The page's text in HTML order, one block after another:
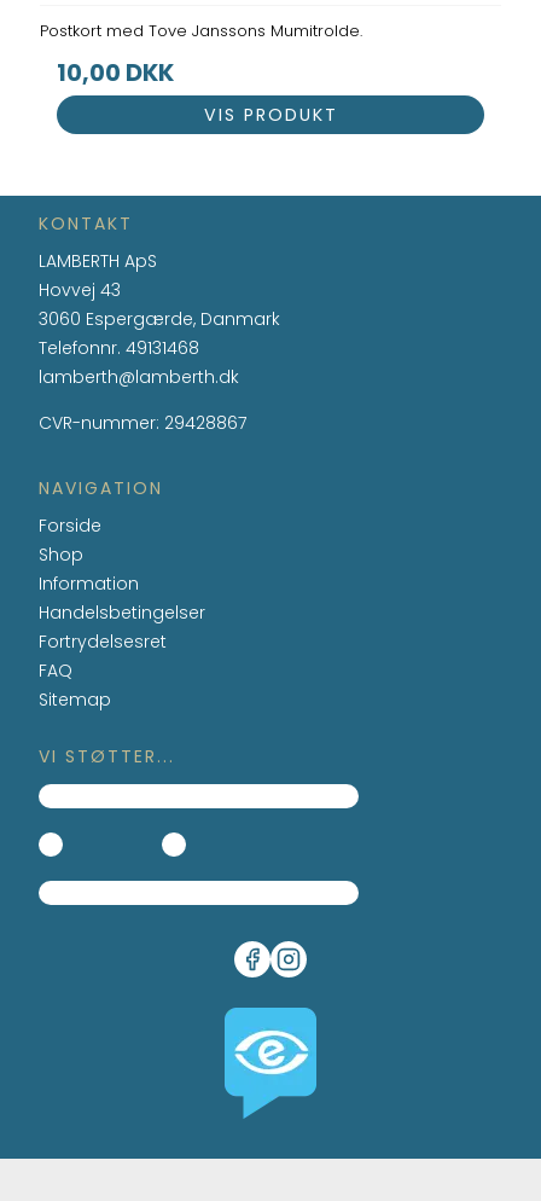
Postkort med Tove Janssons Mumitrolde.
10,00 DKK
VIS PRODUKT
KONTAKT
LAMBERTH ApS
Hovvej 43
3060 Espergærde, Danmark
Telefonnr.49131468
lamberth@lamberth.dk
CVR-nummer: 29428867
NAVIGATION
Forside
Shop
Information
Handelsbetingelser
Fortrydelsesret
FAQ
Sitemap
VI STØTTER...